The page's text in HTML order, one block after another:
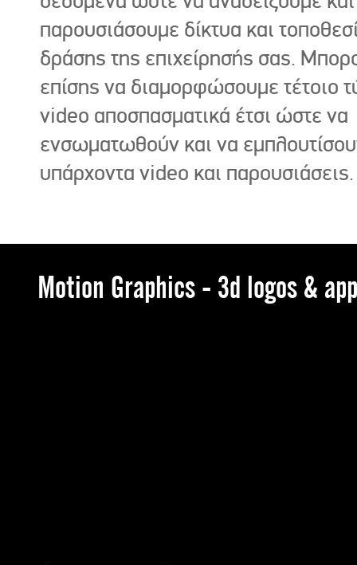
παρουσιάσουμε δίκτυα και
δράσης της επιχείρησής σας.
επίσης να διαμορφώσουμε τέτοιο
video αποσπασματικά έτσι ώστε να
ενσωματωθούν και να
υπάρχοντα video και παρουσιάσεις.
Motion Graphics - 3d logos &